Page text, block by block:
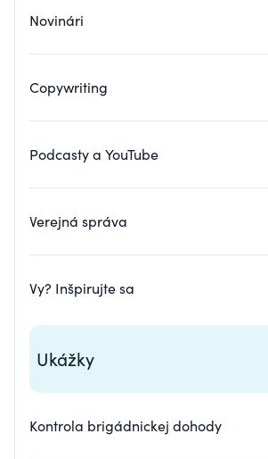
Novinári
Copywriting
Podcasty a YouTube
Verejná správa
Vy? Inšpirujte sa
Ukážky
Kontrola brigádnickej dohody